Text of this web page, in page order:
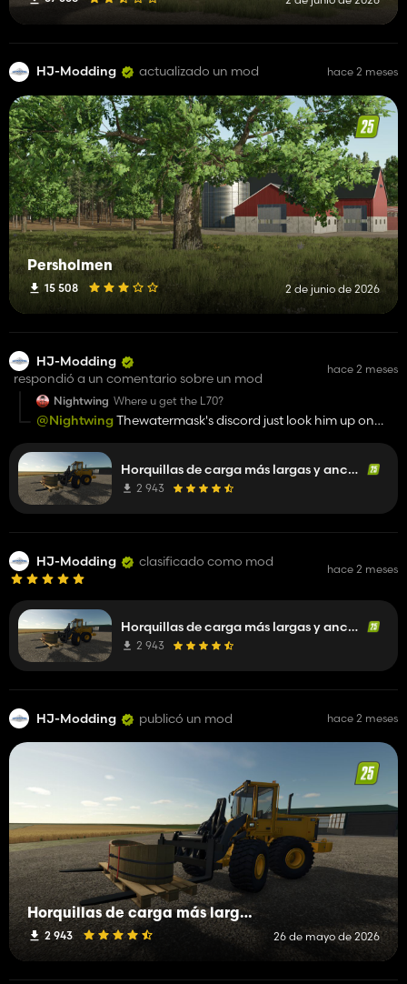
HJ-Modding actualizado un mod hace 2 meses
Persholmen
15 508 2 de junio de 2026
HJ-Modding
respondió a un comentario sobre un mod
hace 2 meses
Nightwing Where u get the L70?
@NightwingThewatermask's discord just look him up on
Horquillas de carga más largas y anchas
2 943
HJ-Modding clasificado como mod hace 2 meses
Horquillas de carga más largas y anchas
2 943
HJ-Modding publicó un mod hace 2 meses
Horquillas de carga más largas y anchas
2 943 26 de mayo de 2026